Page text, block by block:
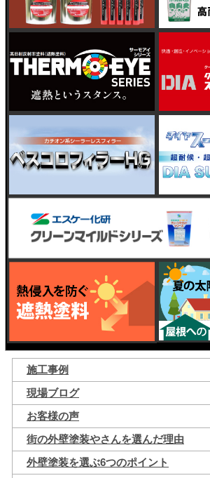
施工事例
現場ブログ
お客様の声
街の外壁塗装やさんを選んだ理由
外壁塗装を選ぶ6つのポイント